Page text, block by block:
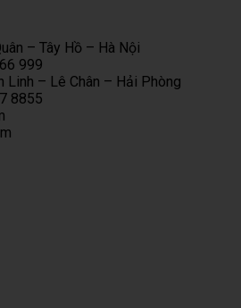
– Tây Hồ – Hà Nội
999
Linh – Lê Chân – Hải Phòng
8855